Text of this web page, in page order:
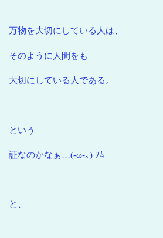
万物を大切にしている人は、
そのように人間をも
大切にしている人である。
という
証なのかなぁ…(-ω-｡) ﾌﾑ
と、